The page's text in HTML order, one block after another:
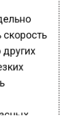
скорость